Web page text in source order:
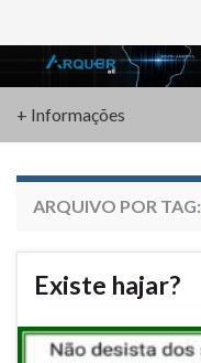
Search for:
+ Informações
ARQUIVO POR TAG:
Existe hajar?